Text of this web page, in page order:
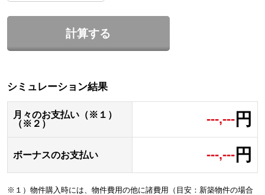
計算する
シミュレーション結果
月々のお支払い（※１）
（※２）
---,---円
ボーナスのお支払い ---,---円
※１）物件購入時には、物件費用の他に諸費用（目安：新築物件の場合